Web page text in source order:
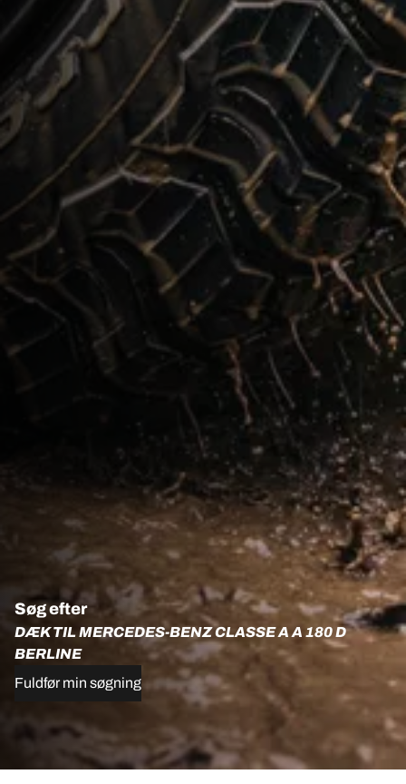
Søg efter
DÆK TIL MERCEDES-BENZ CLASSE A A 180 D
BERLINE
Fuldfør min søgning